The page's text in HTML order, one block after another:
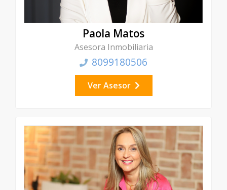
Paola Matos
Asesora Inmobiliaria
8099180506
Ver Asesor